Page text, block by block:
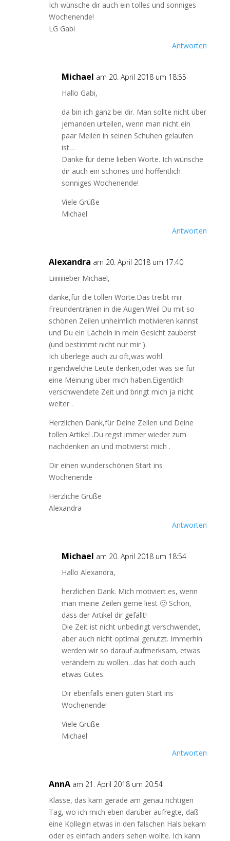
Ich wünsche dir auch ein tolles und sonniges
Wochenende!
LG Gabi
Antworten
Michael am 20. April 2018 um 18:55
Hallo Gabi,
da bin ich ganz bei dir. Man sollte nicht über
jemanden urteilen, wenn man nicht ein
paar Meilen in seinen Schuhen gelaufen
ist…
Danke für deine lieben Worte. Ich wünsche
dir auch ein schönes und hoffentlich
sonniges Wochenende!
Viele Grüße
Michael
Antworten
Alexandra am 20. April 2018 um 17:40
Liiiiiiiieber Michael,
danke,für die tollen Worte.Das treibt mir
Freundentränen in die Augen.Weil Du mit so
schönen Zeilen unheimlich motivieren kannst
und Du ein Lächeln in mein Gesicht zauberst
(und bestimmt nicht nur mir ).
Ich überlege auch zu oft,was wohl
irgendwelche Leute denken,oder was sie für
eine Meinung über mich haben.Eigentlich
verschwendete Zeit und bringt mich ja nicht
weiter .
Herzlichen Dank,für Deine Zeilen und Deine
tollen Artikel .Du regst immer wieder zum
nachdenken an und motivierst mich .
Dir einen wunderschönen Start ins
Wochenende
Herzliche Grüße
Alexandra
Antworten
Michael am 20. April 2018 um 18:54
Hallo Alexandra,
herzlichen Dank. Mich motiviert es, wenn
man meine Zeilen gerne liest 🙂 Schön,
dass der Artikel dir gefällt!
Die Zeit ist nicht unbedingt verschwendet,
aber auch nicht optimal genutzt. Immerhin
werden wir so darauf aufmerksam, etwas
verändern zu wollen…das hat doch auch
etwas Gutes.
Dir ebenfalls einen guten Start ins
Wochenende!
Viele Grüße
Michael
Antworten
AnnA am 21. April 2018 um 20:54
Klasse, das kam gerade am genau richtigen
Tag, wo ich mich eben darüber aufregte, daß
eine Kollegin etwas in den falschen Hals bekam
oder es einfach anders sehen wollte. Ich kann